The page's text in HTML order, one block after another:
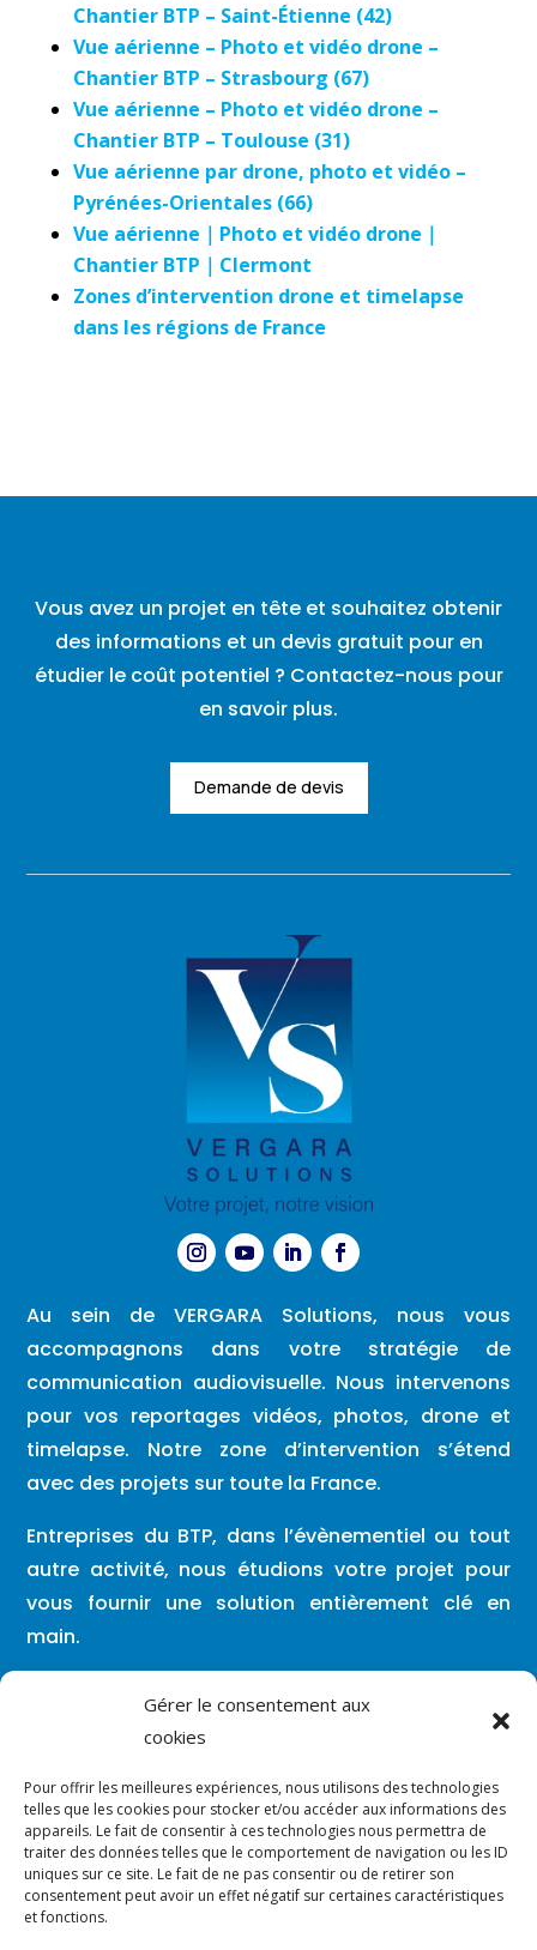
Gérer le consentement aux
cookies
Pour offrir les meilleures expériences, nous utilisons des technologies
telles que les cookies pour stocker et/ou accéder aux informations des
appareils. Le fait de consentir à ces technologies nous permettra de
traiter des données telles que le comportement de navigation ou les ID
uniques sur ce site. Le fait de ne pas consentir ou de retirer son
consentement peut avoir un effet négatif sur certaines caractéristiques
et fonctions.
Chantier BTP – Saint-Étienne (42)
Vue aérienne – Photo et vidéo drone –
Chantier BTP – Strasbourg (67)
Vue aérienne – Photo et vidéo drone –
Chantier BTP – Toulouse (31)
Vue aérienne par drone, photo et vidéo –
Pyrénées-Orientales (66)
Vue aérienne｜Photo et vidéo drone｜
Chantier BTP｜Clermont
Zones d’intervention drone et timelapse
dans les régions de France
Vous avez un projet en tête et souhaitez obtenir
des informations et un devis gratuit pour en
étudier le coût potentiel ? Contactez-nous pour
en savoir plus.
Demande de devis
Au sein de VERGARA Solutions, nous vous
accompagnons dans votre stratégie de
communication audiovisuelle. Nous intervenons
pour vos reportages vidéos, photos, drone et
timelapse. Notre zone d’intervention s’étend
avec des projets sur toute la France.
Entreprises du BTP, dans l’évènementiel ou tout
autre activité, nous étudions votre projet pour
vous fournir une solution entièrement clé en
main.
Lundi – Vendredi : 08h00 / 19h30
ces créneaux par mail ou par SMS.
 contact@vergara-solutions.fr
 07.86.91.31.19